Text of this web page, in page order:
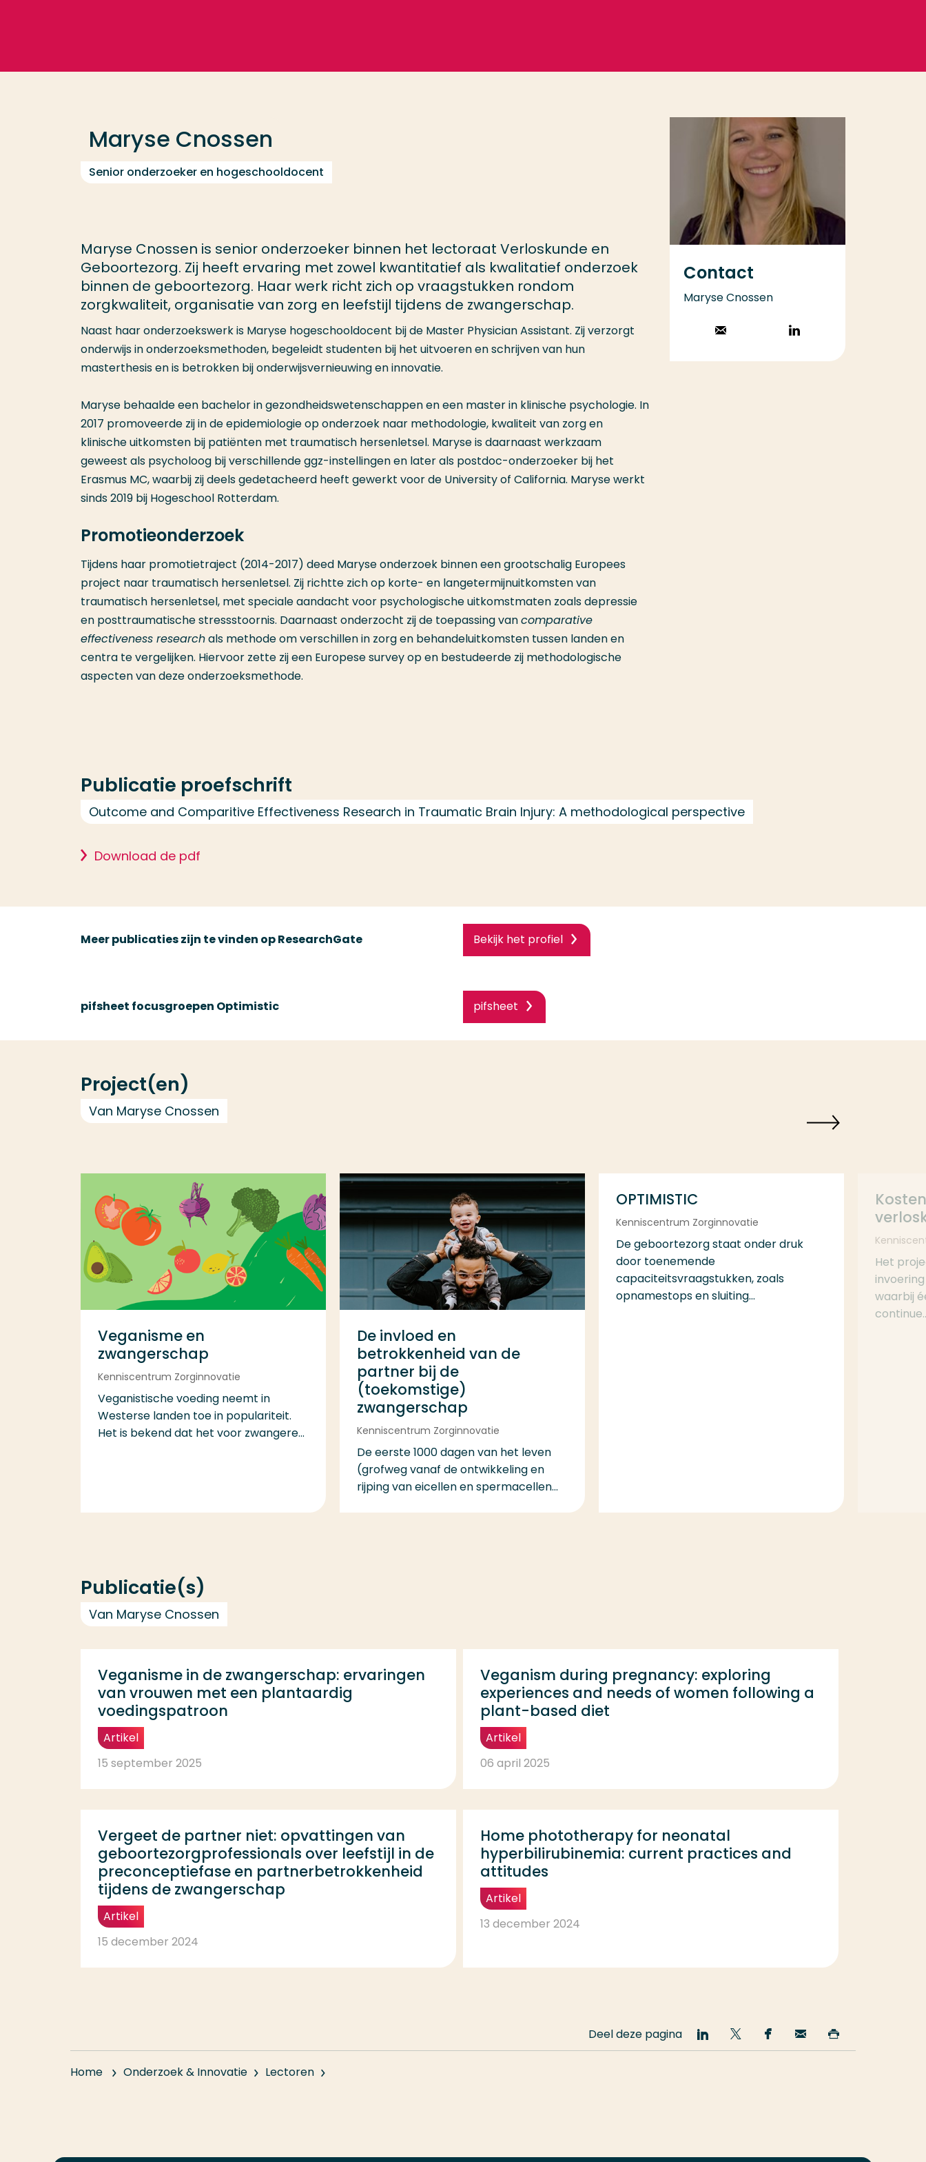
Maryse Cnossen
Senior onderzoeker en hogeschooldocent
Maryse Cnossen is senior onderzoeker binnen het lectoraat Verloskunde en
Geboortezorg. Zij heeft ervaring met zowel kwantitatief als kwalitatief onderzoek
binnen de geboortezorg. Haar werk richt zich op vraagstukken rondom
zorgkwaliteit, organisatie van zorg en leefstijl tijdens de zwangerschap.
Contact
Maryse Cnossen
Stuur een email
LinkedIn
Naast haar onderzoekswerk is Maryse hogeschooldocent bij de Master Physician Assistant. Zij verzorgt
onderwijs in onderzoeksmethoden, begeleidt studenten bij het uitvoeren en schrijven van hun
masterthesis en is betrokken bij onderwijsvernieuwing en innovatie.
Maryse behaalde een bachelor in gezondheidswetenschappen en een master in klinische psychologie. In
2017 promoveerde zij in de epidemiologie op onderzoek naar methodologie, kwaliteit van zorg en
klinische uitkomsten bij patiënten met traumatisch hersenletsel. Maryse is daarnaast werkzaam
geweest als psycholoog bij verschillende ggz-instellingen en later als postdoc-onderzoeker bij het
Erasmus MC, waarbij zij deels gedetacheerd heeft gewerkt voor de University of California. Maryse werkt
sinds 2019 bij Hogeschool Rotterdam.
Promotieonderzoek
Tijdens haar promotietraject (2014-2017) deed Maryse onderzoek binnen een grootschalig Europees
project naar traumatisch hersenletsel. Zij richtte zich op korte- en langetermijnuitkomsten van
traumatisch hersenletsel, met speciale aandacht voor psychologische uitkomstmaten zoals depressie
en posttraumatische stressstoornis. Daarnaast onderzocht zij de toepassing vancomparative
effectiveness researchals methode om verschillen in zorg en behandeluitkomsten tussen landen en
centra te vergelijken. Hiervoor zette zij een Europese survey op en bestudeerde zij methodologische
aspecten van deze onderzoeksmethode.
Publicatie proefschrift
Outcome and Comparitive Effectiveness Research in Traumatic Brain Injury: A methodological perspective
Download de pdf
Meer publicaties zijn te vinden op ResearchGate Bekijk het profiel
pifsheet focusgroepen Optimistic pifsheet
Project(en)
Van Maryse Cnossen
Veganisme en
zwangerschap
Kenniscentrum Zorginnovatie
Veganistische voeding neemt in
Westerse landen toe in populariteit.
Het is bekend dat het voor zwangere...
De invloed en
betrokkenheid van de
partner bij de
(toekomstige)
zwangerschap
Kenniscentrum Zorginnovatie
De eerste 1000 dagen van het leven
(grofweg vanaf de ontwikkeling en
rijping van eicellen en spermacellen...
OPTIMISTIC
Kenniscentrum Zorginnovatie
De geboortezorg staat onder druk
door toenemende
capaciteitsvraagstukken, zoals
opnamestops en sluiting...
Het
waarbij
Publicatie(s)
Van Maryse Cnossen
Veganisme in de zwangerschap: ervaringen
van vrouwen met een plantaardig
voedingspatroon
Artikel
15 september 2025
Veganism during pregnancy: exploring
experiences and needs of women following a
plant-based diet
Artikel
06 april 2025
Vergeet de partner niet: opvattingen van
geboortezorgprofessionals over leefstijl in de
preconceptiefase en partnerbetrokkenheid
tijdens de zwangerschap
Artikel
15 december 2024
Home phototherapy for neonatal
hyperbilirubinemia: current practices and
attitudes
Artikel
13 december 2024
Home Onderzoek & Innovatie Lectoren
Deel deze pagina
Deel
op
Deel
op
Deel
op
Email
deze deze
Contact